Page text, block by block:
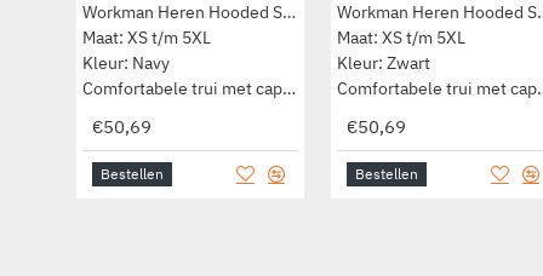
Workman Heren Hooded Sweater
Maat: XS t/m 5XL
Kleur: Navy
Comfortabele trui met capuchon
€50,69
Bestellen
Maat: XS t/m 5XL
Kleur: Zwart
€50,69
Bestellen